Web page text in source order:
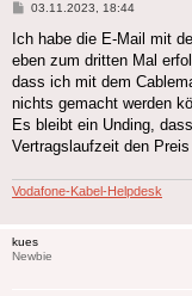
Beitrag
03.11.2023, 18:44
Ich habe die E-Mail mit
eben zum dritten Mal
dass ich mit dem
nichts gemacht werden
Es bleibt ein Unding,
Vertragslaufzeit den
Vodafone-Kabel-Helpdesk
kues
Newbie